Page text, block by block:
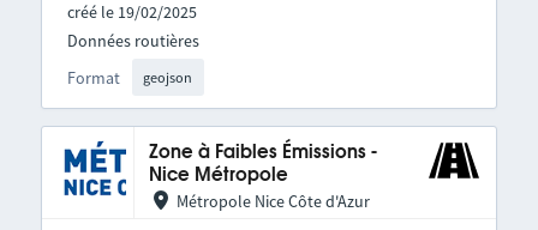
créé le 19/02/2025
Format geojson
Données routières
Zone à Faibles Émissions -
Nice Métropole
Métropole Nice Côte d'Azur